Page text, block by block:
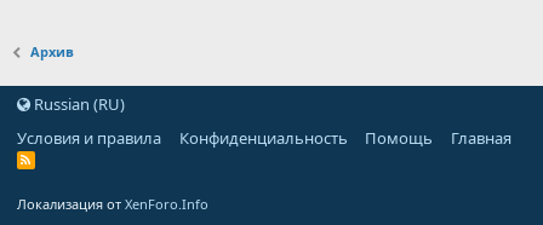
Архив
Russian (RU)
Условия и правила
Конфиденциальность Помощь Главная
Локализация от XenForo.Info